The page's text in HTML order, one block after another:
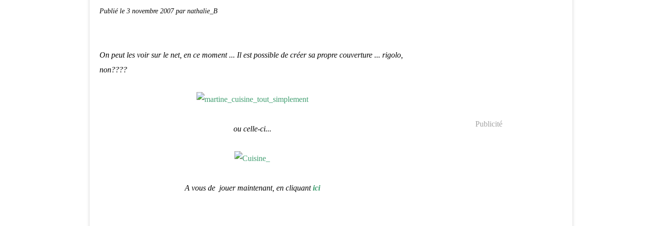
Publié le 3 novembre 2007par nathalie_B
On peut les voir sur le net, en ce moment ... Il est possible de créer sa propre couverture ... rigolo,
non????
ou celle-ci...
A vous de jouer maintenant, en cliquantici
Publicité